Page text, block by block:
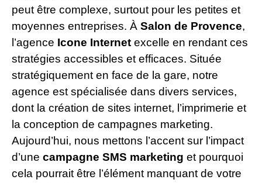
peut être complexe, surtout pour les petites et
moyennes entreprises. À Salon de Provence,
l’agence Icone Internet excelle en rendant ces
stratégies accessibles et efficaces. Située
stratégiquement en face de la gare, notre
agence est spécialisée dans divers services,
dont la création de sites internet, l’imprimerie et
la conception de campagnes marketing.
Aujourd’hui, nous mettons l’accent sur l’impact
d’une campagne SMS marketing et pourquoi
cela pourrait être l’élément manquant de votre